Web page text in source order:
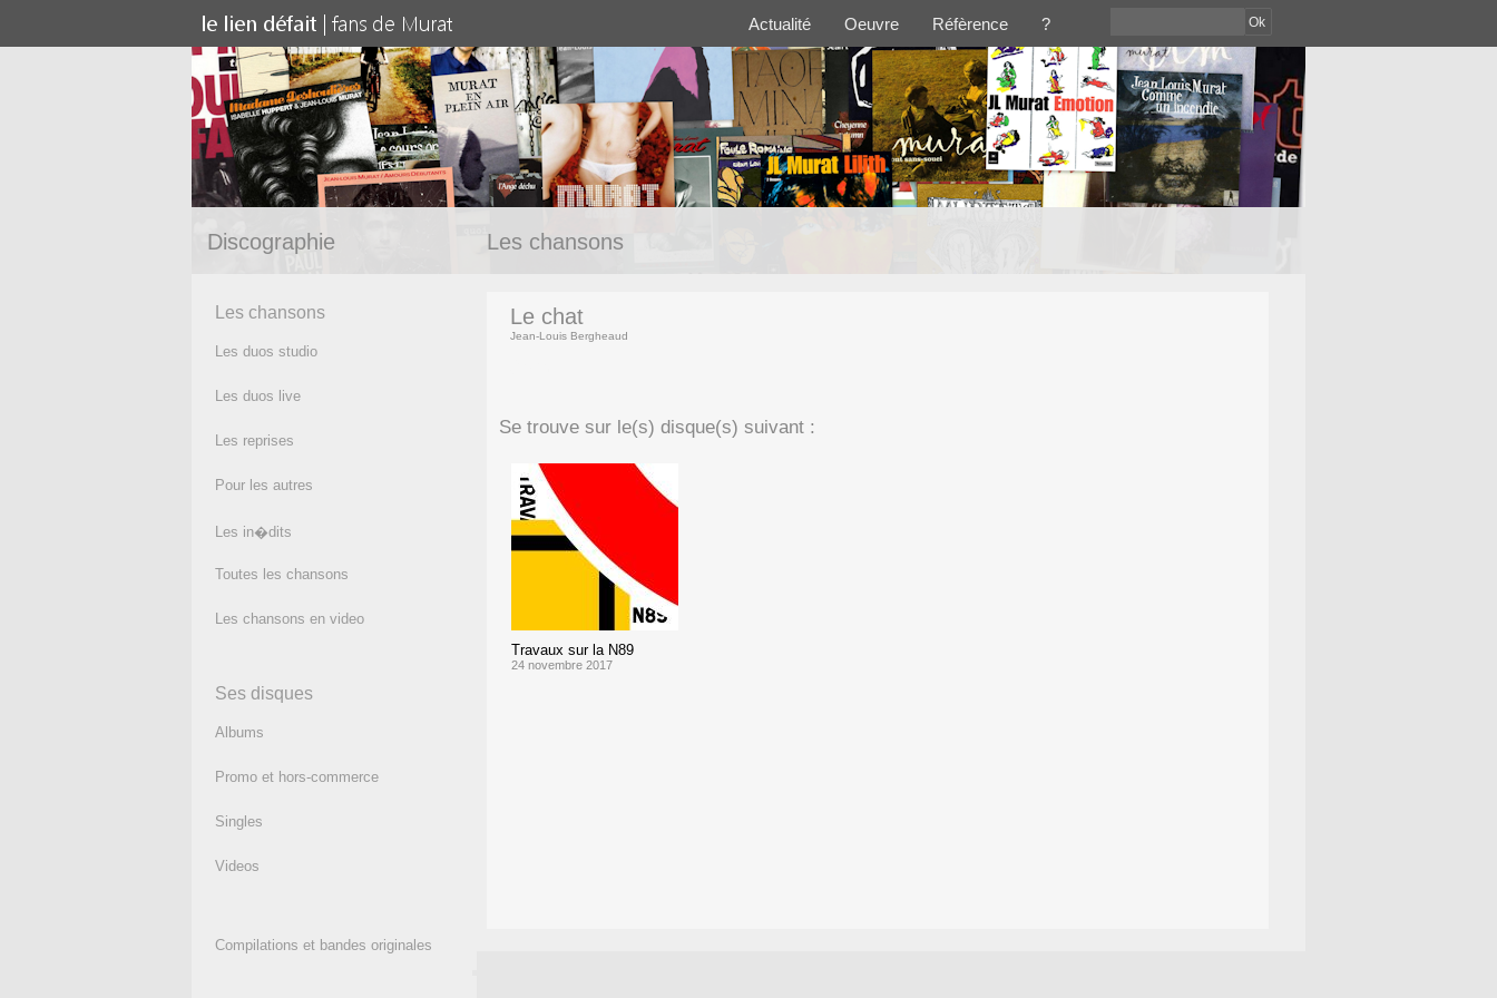
Discographie Les chansons
Les chansons
Les duos studio
Les duos live
Les reprises
Pour les autres
Les in�dits
Toutes les chansons
Les chansons en video
Ses disques
Albums
Promo et hors-commerce
Singles
Videos
Compilations et bandes originales
Le chat
Jean-Louis Bergheaud
Se trouve sur le(s) disque(s) suivant :
Travaux sur la N89
24 novembre 2017
Ok
Actualité Oeuvre Réfèrence ?